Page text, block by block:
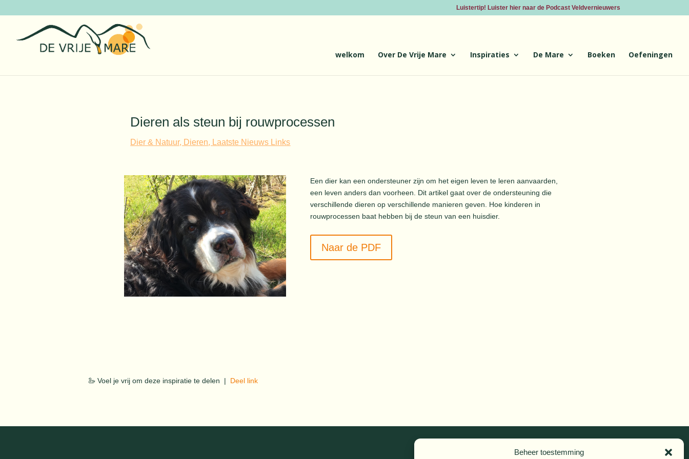
Beheer toestemming
Luistertip! Luister hier naar de Podcast Veldvernieuwers
welkom Over De Vrije Mare Inspiraties De Mare Boeken Oefeningen
Dieren als steun bij rouwprocessen
Dier & Natuur, Dieren, Laatste Nieuws Links
Een dier kan een ondersteuner zijn om het eigen leven te leren aanvaarden,
een leven anders dan voorheen. Dit artikel gaat over de ondersteuning die
verschillende dieren op verschillende manieren geven. Hoe kinderen in
rouwprocessen baat hebben bij de steun van een huisdier.
Naar de PDF
🦢 Voel je vrij om deze inspiratie te delen | Deel link